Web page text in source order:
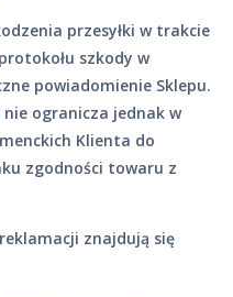
przesyłki w trakcie
szkody w
powiadomienie Sklepu.
ogranicza jednak w
Klienta do
zgodności towaru z
znajdują się